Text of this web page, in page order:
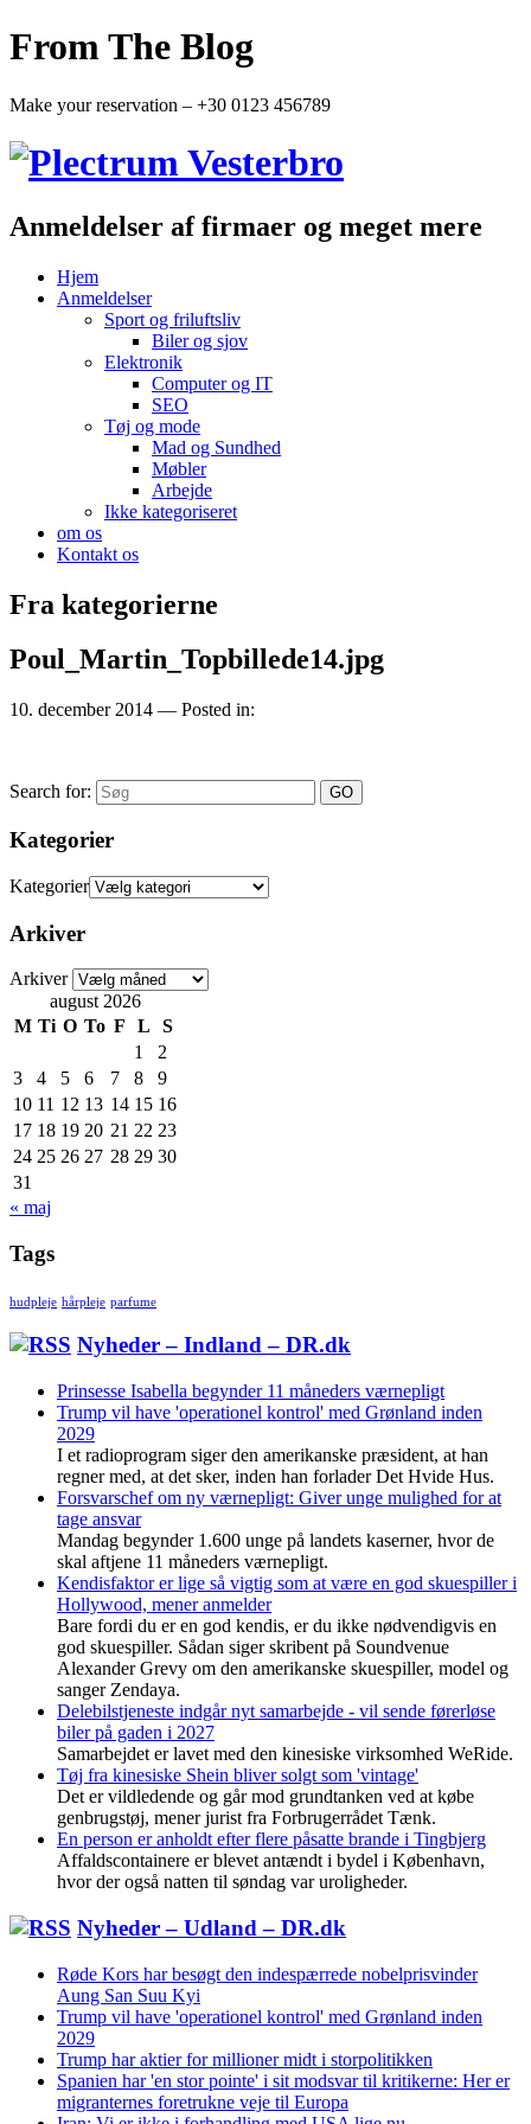
From The Blog
Make your reservation – +30 0123 456789
Anmeldelser af firmaer og meget mere
Hjem
Anmeldelser
Sport og friluftsliv
Biler og sjov
Elektronik
Computer og IT
SEO
Tøj og mode
Mad og Sundhed
Møbler
Arbejde
Ikke kategoriseret
om os
Kontakt os
Fra kategorierne
Poul_Martin_Topbillede14.jpg
10. december 2014 — Posted in:
Search for:
Kategorier
Kategorier
Arkiver
Arkiver
august 2026
M Ti O To F L
S
1
2
3
4 5 6 7 8
9
10 11 12 13 14 15 16
17 18 19 20 21 22 23
24 25 26 27 28 29 30
31
« maj
Tags
hudpleje hårpleje parfume
Nyheder – Indland – DR.dk
Prinsesse Isabella begynder 11 måneders værnepligt
Trump vil have 'operationel kontrol' med Grønland inden
2029
I et radioprogram siger den amerikanske præsident, at han
regner med, at det sker, inden han forlader Det Hvide Hus.
Forsvarschef om ny værnepligt: Giver unge mulighed for at
tage ansvar
Mandag begynder 1.600 unge på landets kaserner, hvor de
skal aftjene 11 måneders værnepligt.
Kendisfaktor er lige så vigtig som at være en god skuespiller i
Hollywood, mener anmelder
Bare fordi du er en god kendis, er du ikke nødvendigvis en
god skuespiller. Sådan siger skribent på Soundvenue
Alexander Grevy om den amerikanske skuespiller, model og
sanger Zendaya.
Delebilstjeneste indgår nyt samarbejde - vil sende førerløse
biler på gaden i 2027
Samarbejdet er lavet med den kinesiske virksomhed WeRide.
Tøj fra kinesiske Shein bliver solgt som 'vintage'
Det er vildledende og går mod grundtanken ved at købe
genbrugstøj, mener jurist fra Forbrugerrådet Tænk.
En person er anholdt efter flere påsatte brande i Tingbjerg
Affaldscontainere er blevet antændt i bydel i København,
hvor der også natten til søndag var uroligheder.
Nyheder – Udland – DR.dk
Røde Kors har besøgt den indespærrede nobelprisvinder
Aung San Suu Kyi
Trump vil have 'operationel kontrol' med Grønland inden
2029
Trump har aktier for millioner midt i storpolitikken
Spanien har 'en stor pointe' i sit modsvar til kritikerne: Her er
migranternes foretrukne veje til Europa